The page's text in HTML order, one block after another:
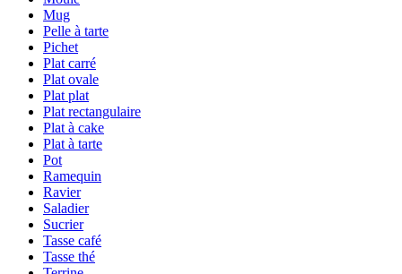
Mug
Pelle à tarte
Pichet
Plat carré
Plat ovale
Plat plat
Plat rectangulaire
Plat à cake
Plat à tarte
Pot
Ramequin
Ravier
Saladier
Sucrier
Tasse café
Tasse thé